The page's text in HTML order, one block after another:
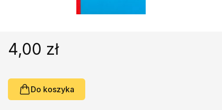
Podręczniki szkolne
Promocja
4,00 zł
Do koszyka